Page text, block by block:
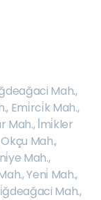
Mah.,
, Emi̇rci̇k Mah.,
Mah.,İ̇mi̇kler
Okçu Mah.,
Mah.,
,Yeni̇ Mah.,
Mah.,